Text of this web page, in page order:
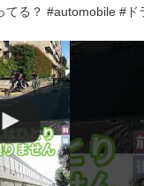
てる？ #automobile #ド